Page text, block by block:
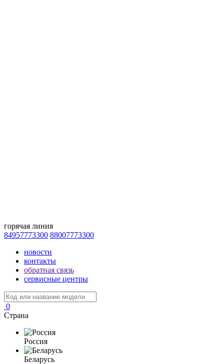
горячая линия
84957773300 88007773300
новости
контакты
обратная связь
сервисные центры
0
Страна
Россия
Беларусь